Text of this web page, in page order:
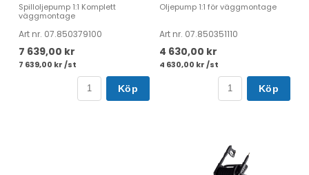
Spilloljepump 1:1 Komplett
väggmontage
Art nr. 07.850379100
7 639,00 kr
7 639,00 kr /st
Köp
Oljepump 1:1 för väggmontage
Art nr. 07.850351110
4 630,00 kr
4 630,00 kr /st
Köp